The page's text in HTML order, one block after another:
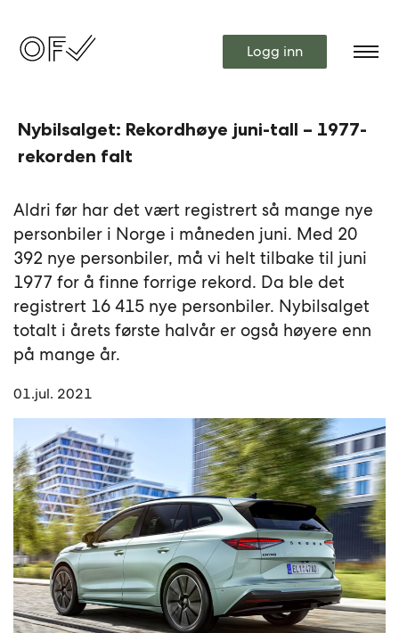
Logg inn
Nybilsalget: Rekordhøye juni-tall – 1977-
rekorden falt
Aldri før har det vært registrert så mange nye
personbiler i Norge i måneden juni. Med 20
392 nye personbiler, må vi helt tilbake til juni
1977 for å finne forrige rekord. Da ble det
registrert 16 415 nye personbiler. Nybilsalget
totalt i årets første halvår er også høyere enn
på mange år.
01.jul. 2021